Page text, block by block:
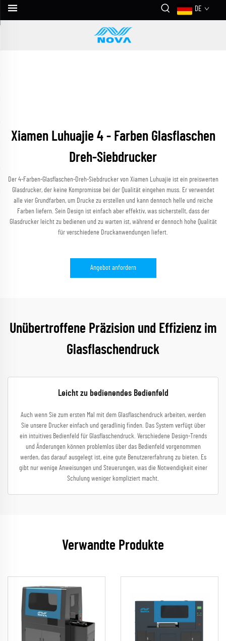
DE
Xiamen Luhuajie 4 - Farben Glasflaschen
Dreh-Siebdrucker
Der 4-Farben-Glasflaschen-Dreh-Siebdrucker von Xiamen Luhuajie ist ein preiswerten
Glasdrucker, der keine Kompromisse bei der Qualität eingehen muss. Er verwendet
alle vier Grundfarben, um Drucke zu erstellen und kann dennoch helle und reiche
Farben liefern. Sein Design ist einfach aber effektiv, was sicherstellt, dass der
Glasdrucker leicht zu bedienen und zu warten ist, während er dennoch hohe Qualität
für verschiedene Druckanwendungen liefert.
Angebot anfordern
Unübertroffene Präzision und Effizienz im
Glasflaschendruck
Leicht zu bedienendes Bedienfeld
Auch wenn Sie zum ersten Mal mit dem Glasflaschendruck arbeiten, werden
Sie unsere Drucker einfach und geradlinig finden. Das System verfügt über
ein intuitives Bedienfeld für Glasflaschendruck. Verschiedene Design-Trends
und Änderungen können problemlos über das Bedienfeld vorgenommen
werden, das darauf ausgelegt ist, eine gute Benutzererfahrung zu bieten. Es
gibt nur wenige Anweisungen und Steuerungen, was die Notwendigkeit einer
Schulung weniger kompliziert macht.
Verwandte Produkte